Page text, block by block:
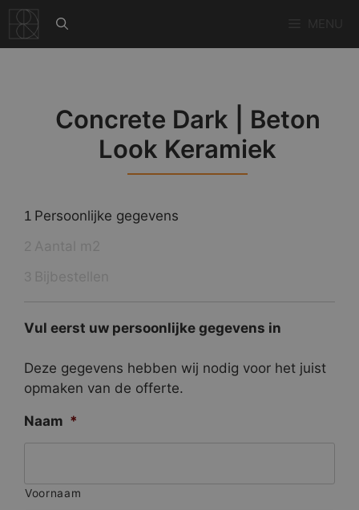
naar
de
Concrete Dark | Beton
Look Keramiek
1 Persoonlijke gegevens
Vul eerst uw persoonlijke gegevens in
Deze gegevens hebben wij nodig voor het juist
opmaken van de offerte.
Naam *
Voornaam